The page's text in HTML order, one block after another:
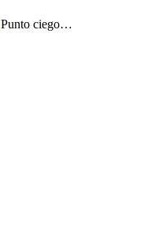
Punto ciego…